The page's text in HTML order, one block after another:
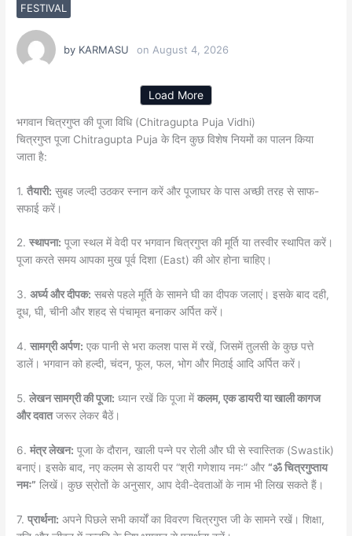
FESTIVAL
by KARMASU on August 4, 2026
Load More
भगवान चित्रगुप्त की पूजा विधि (Chitragupta Puja Vidhi)
चित्रगुप्त पूजा Chitragupta Puja के दिन कुछ विशेष नियमों का पालन किया
जाता है:
1.तैयारी: सुबह जल्दी उठकर स्नान करें और पूजाघर के पास अच्छी तरह से साफ-
सफाई करें।
2.स्थापना: पूजा स्थल में वेदी पर भगवान चित्रगुप्त की मूर्ति या तस्वीर स्थापित करें।
पूजा करते समय आपका मुख पूर्व दिशा (East) की ओर होना चाहिए।
3.अर्घ्य और दीपक: सबसे पहले मूर्ति के सामने घी का दीपक जलाएं। इसके बाद दही,
दूध, घी, चीनी और शहद से पंचामृत बनाकर अर्पित करें।
4.सामग्री अर्पण: एक पानी से भरा कलश पास में रखें, जिसमें तुलसी के कुछ पत्ते
डालें। भगवान को हल्दी, चंदन, फूल, फल, भोग और मिठाई आदि अर्पित करें।
5.लेखन सामग्री की पूजा: ध्यान रखें कि पूजा मेंकलम, एक डायरी या खाली कागज
और दवातजरूर लेकर बैठें।
6.मंत्र लेखन: पूजा के दौरान, खाली पन्ने पर रोली और घी से स्वास्तिक (Swastik)
बनाएं। इसके बाद, नए कलम से डायरी पर “श्री गणेशाय नमः” और“ॐ चित्रगुप्ताय
नमः” लिखें। कुछ स्रोतों के अनुसार, आप देवी-देवताओं के नाम भी लिख सकते हैं।
7.प्रार्थना: अपने पिछले सभी कार्यों का विवरण चित्रगुप्त जी के सामने रखें। शिक्षा,